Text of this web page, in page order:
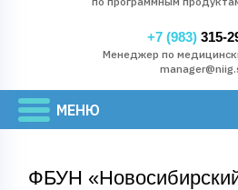
+7 (983)315-
Менеджер по
ФБУН